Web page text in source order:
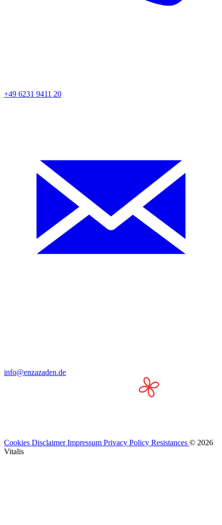
+49 6231 9411 20
info@enzazaden.de
Cookies DisclaimerImpressum Privacy Policy Resistances © 2026
Vitalis